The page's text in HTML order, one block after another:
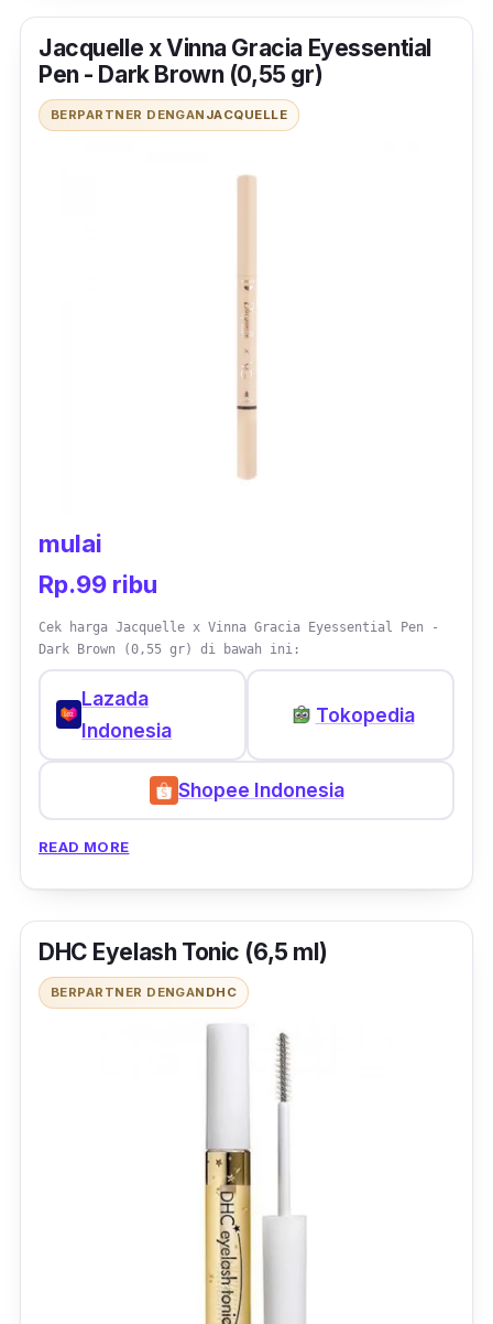
Jacquelle x Vinna Gracia Eyessential
Pen - Dark Brown (0,55 gr)
BERPARTNER DENGAN JACQUELLE
mulai
Rp.99 ribu
Cek harga Jacquelle x Vinna Gracia Eyessential Pen -
Dark Brown (0,55 gr) di bawah ini:
Lazada
Indonesia
Tokopedia
Shopee Indonesia
READ MORE
DHC Eyelash Tonic (6,5 ml)
BERPARTNER DENGAN DHC